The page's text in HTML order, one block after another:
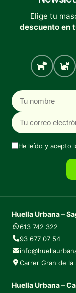
Elige tu
descuento en
Perro
Nombre
Correo electrónico
He leído y acepto
Huella Urbana –
613 742 322
93 677 07 54
Carrer Gran de
Huella Urbana –